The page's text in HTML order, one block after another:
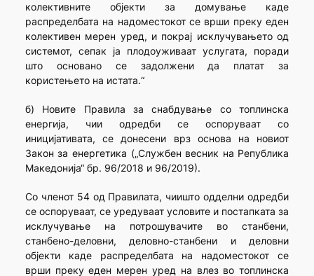
колективните објекти за домување каде
распределбата на надоместокот се врши преку еден
колективен мерен уред, и покрај исклучувањето од
системот, сепак ја плодоуживаат услугата, поради
што основано се задолжени да платат за
користењето на истата.“
б) Новите Правила за снабдување со топлинска
енергија, чии одредби се оспоруваат со
иницијативата, се донесени врз основа на новиот
Закон за енергетика („Службен весник на Република
Македонија“ бр. 96/2018 и 96/2019).
Со членот 54 од Правилата, чиишто одделни одредби
се оспоруваат, се уредуваат условите и постапката за
исклучување на потрошувачите во станбени,
станбено-деловни, деловно-станбени и деловни
објекти каде распределбата на надоместокот се
врши преку еден мерен уред на влез во топлинска